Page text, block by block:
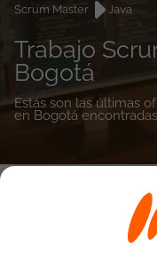
Scrum Master
Java
Trabajo
Bogotá
Estás son las últimas
en Bogotá
empleos